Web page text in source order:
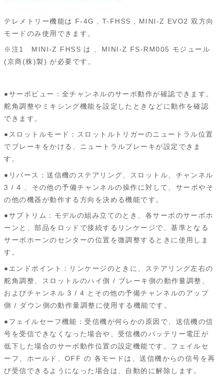
テレメトリー機能は F-4G , T-FHSS , MINI-Z EVO2 双方向
モードのみ使用できます。
※注1 MINI-Z FHSS は 、MINI-Z FS-RM005 モジュール
(京商(株)製) が必要です。
●サーボビュー：全チャンネルのサーボ動作が確認できます。
舵角調整やミキシング機能を設定したときなどに動作を確認
できます。
●スロットルモード：スロットルトリガーのニュートラル位置
でブレーキをかける、ニュートラルブレーキが設定できま
す。
●リバース：送信機のステアリング、スロットル、チャンネル
3 / 4 、その他の予備チャンネルの操作に対して、サーボやそ
の他の機器が動作する方向を決める機能です。
●サブトリム：モデルの組み立てのとき、各サーボのサーボホ
ーンと、部品をロッドで接続するリンケージで、基準となる
サーボホーンのセンターの位置を微調整するときに使用しま
す。
●エンドポイント：リンケージのときに、ステアリング左右の
舵角調整、スロットルのハイ側 / ブレーキ側の動作量調整、
およびチャンネル 3 / 4 とその他の予備チャンネルのアップ
側 / ダウン側の動作量調整に使用する機能です。
●フェイルセーフ機能：受信機が何らかの原因で、送信機の信
号を受信できなくなった場合や、受信機のバッテリー電圧が
低下した場合のサーボ動作位置の設定機能です。フェイルセ
ーフ、ホールド、OFF の 各モードは、送信機からの信号を再
び受信できるようになった場合は、自動的に解除します。